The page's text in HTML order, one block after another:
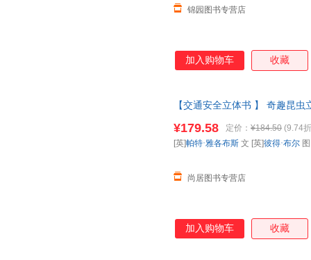
锦园图书专营店
加入购物车 收藏
【交通安全立体书 】 奇趣昆
请放心下单，本店所有商品均
¥179.58 定价： ¥184.50 (9.74
尚居图书专营店
[英]帕特·雅各布斯 文 [英]彼得·布尔
加入购物车 收藏